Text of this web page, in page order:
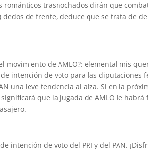
románticos trasnochados dirán que
de frente, deduce que se trata de
movimiento de AMLO?: elemental mis
de intención de voto para las diputaciones
una leve tendencia al alza. Si en la
que la jugada de AMLO le
intención de voto del PRI y del PAN.